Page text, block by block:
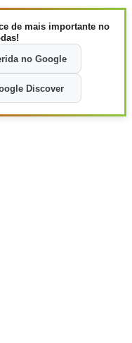
de mais importante no
no Google
Discover